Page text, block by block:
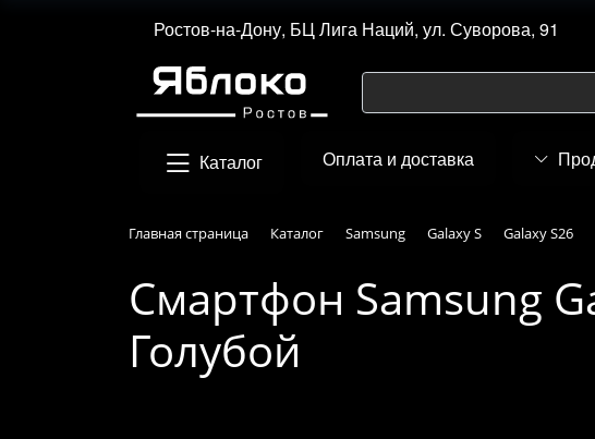
Ростов-на-Дону, БЦ Лига Наций, ул. Суворова, 91
Каталог Оплата и доставка
Главная страница Каталог Samsung Galaxy S Galaxy S26
Смартфон Samsung
Голубой